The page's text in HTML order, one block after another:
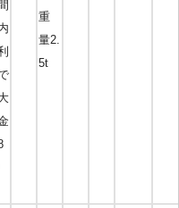
重
量2.
5t